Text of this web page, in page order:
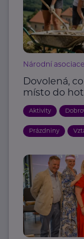
Národní
Dovolená,
místo do
Aktivity
Prázdniny